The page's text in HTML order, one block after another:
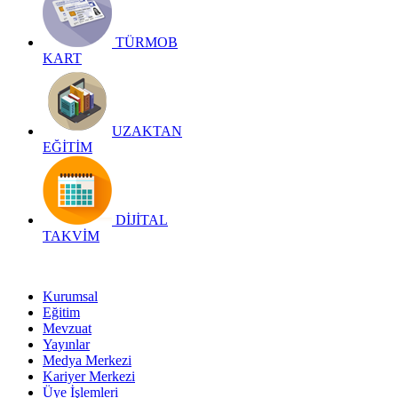
TÜRMOB
KART
UZAKTAN
EĞİTİM
DİJİTAL
TAKVİM
Kurumsal
Eğitim
Mevzuat
Yayınlar
Medya Merkezi
Kariyer Merkezi
Üye İşlemleri